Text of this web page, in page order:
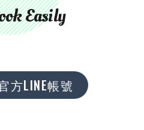
Easily
方LINE帳號